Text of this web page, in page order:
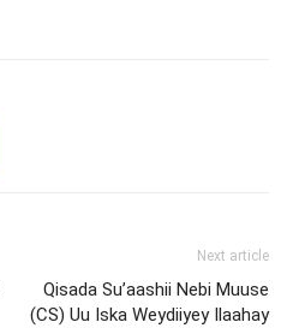
Next article
Qisada Su’aashii Nebi Muuse
(CS) Uu Iska Weydiiyey Ilaahay